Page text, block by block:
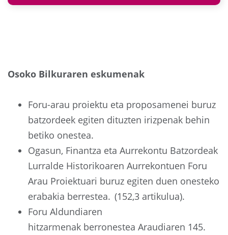
Osoko Bilkuraren eskumenak
Foru-arau proiektu eta proposamenei buruz
batzordeek egiten dituzten irizpenak behin
betiko onestea.
Ogasun, Finantza eta Aurrekontu Batzordeak
Lurralde Historikoaren Aurrekontuen Foru
Arau Proiektuari buruz egiten duen onesteko
erabakia berrestea. (152,3 artikulua).
Foru Aldundiaren
hitzarmenak berronestea Araudiaren 145.